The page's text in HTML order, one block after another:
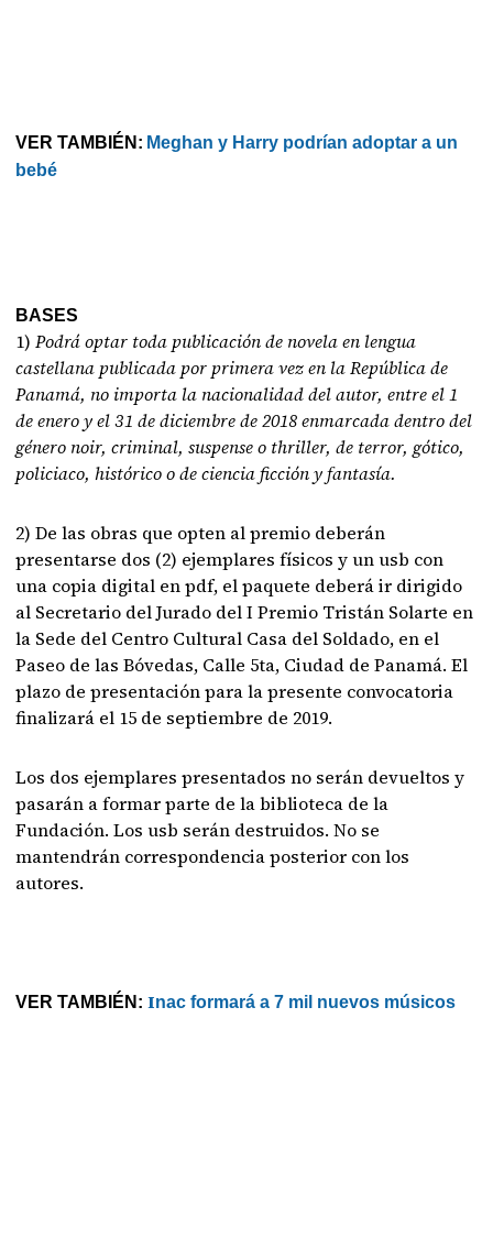
VER TAMBIÉN: Meghan y Harry podrían adoptar a un
bebé
BASES
1)Podrá optar toda publicación de novela en lengua
castellana publicada por primera vez en la República de
Panamá, no importa la nacionalidad del autor, entre el 1
de enero y el 31 de diciembre de 2018 enmarcada dentro del
género noir, criminal, suspense o thriller, de terror, gótico,
policiaco, histórico o de ciencia ficción y fantasía.
2) De las obras que opten al premio deberán
presentarse dos (2) ejemplares físicos y un usb con
una copia digital en pdf, el paquete deberá ir dirigido
al Secretario del Jurado del I Premio Tristán Solarte en
la Sede del Centro Cultural Casa del Soldado, en el
Paseo de las Bóvedas, Calle 5ta, Ciudad de Panamá. El
plazo de presentación para la presente convocatoria
finalizará el 15 de septiembre de 2019.
Los dos ejemplares presentados no serán devueltos y
pasarán a formar parte de la biblioteca de la
Fundación. Los usb serán destruidos. No se
mantendrán correspondencia posterior con los
autores.
VER TAMBIÉN:Inac formará a 7 mil nuevos músicos